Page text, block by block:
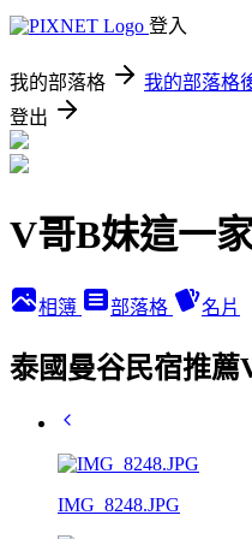
登入
我的部落格 我的部落格
登出
V哥B妹這一
相簿 部落格 名片
泰國曼谷民宿推薦
IMG_8248.JPG